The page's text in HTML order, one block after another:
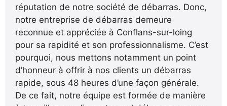
réputation de notre société de débarras. Donc,
notre entreprise de débarras demeure
reconnue et appréciée à Conflans-sur-loing
pour sa rapidité et son professionnalisme. C’est
pourquoi, nous mettons notamment un point
d’honneur à offrir à nos clients un débarras
rapide, sous 48 heures d’une façon générale.
De ce fait, notre équipe est formée de manière